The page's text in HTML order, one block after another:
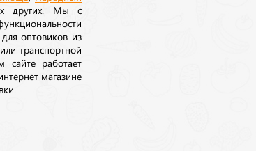
других. Мы с
оптовиков из
транспортной
работает
магазине